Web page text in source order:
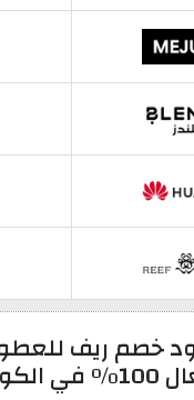
خصم ريف